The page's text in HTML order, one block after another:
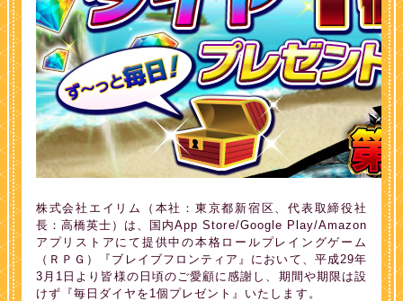
株式会社エイリム（本社：東京都新宿区、代表取締役社
長：高橋英士）は、国内App Store/Google Play/Amazon
アプリストアにて提供中の本格ロールプレイングゲーム
（ＲＰＧ）『ブレイブフロンティア』において、平成29年
3月1日より皆様の日頃のご愛顧に感謝し、期間や期限は設
けず『毎日ダイヤを1個プレゼント』いたします。